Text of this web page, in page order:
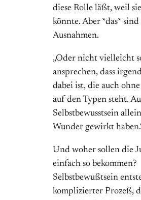
diese Rolle läßt, weil
könnte. Aber *das* sind
Ausnahmen.
„Oder nicht vielleicht
ansprechen, dass
dabei ist, die auch
auf den Typen steht.
Selbstbewusstsein
Wunder gewirkt
Und woher sollen die
einfach so bekommen?
Selbstbewußtsein
komplizierter Prozeß,